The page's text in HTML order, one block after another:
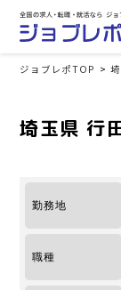
ジョブレポTOP
埼玉県 行
勤務地
職種